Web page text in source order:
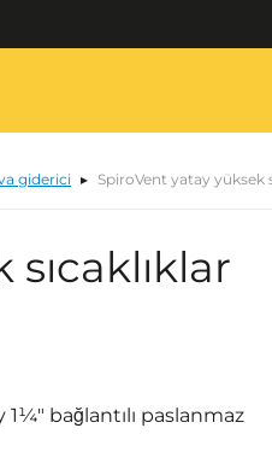
giderici SpiroVent yatay yüksek
1¼" bağlantılı paslanmaz